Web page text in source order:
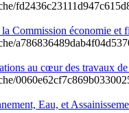
la Commission économie et
au cœur des travaux
Eau, et